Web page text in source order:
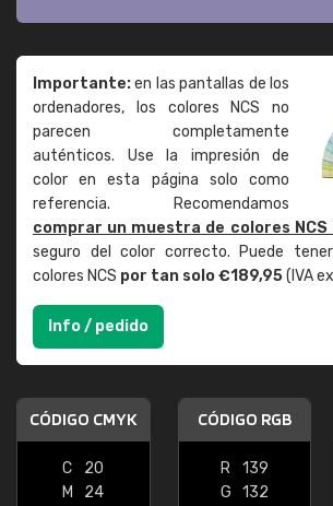
Importante:en las pantallas de los
ordenadores, los colores NCS no
parecen completamente
auténticos. Use la impresión de
color en esta página solo como
referencia. Recomendamos
comprar un muestra de colores
seguro del color correcto. Puede
colores NCS por tan solo €189,95(IVA
Info / pedido
CÓDIGO CMYK
C
20
M
24
CÓDIGO RGB
R
139
G
132